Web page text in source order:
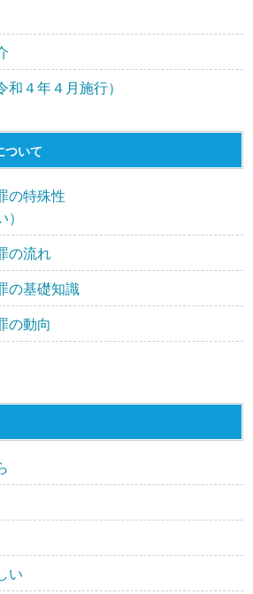
４年４月施行）
ついて
の特殊性
の流れ
の基礎知識
の動向
い